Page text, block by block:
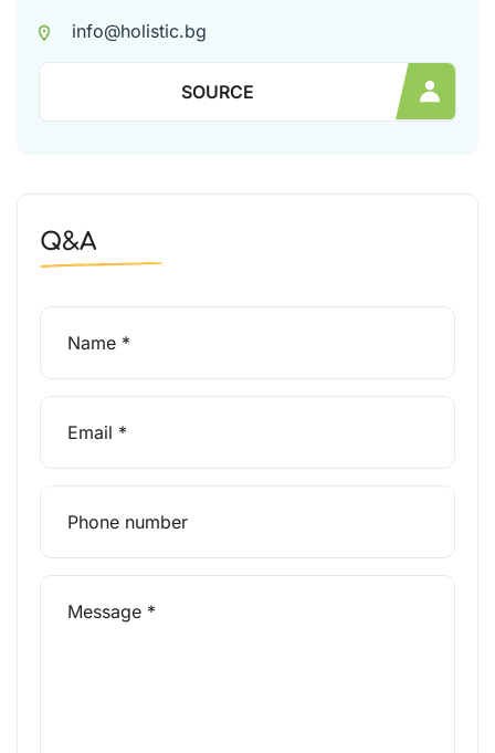
info@holistic.bg
SOURCE
Q&A